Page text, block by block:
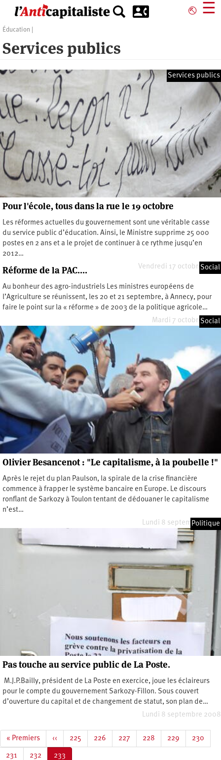
contenu
⎋ ☰
Éducation
Services publics
Services publics
Pour l'école, tous dans la rue le 19 octobre
Les réformes actuelles du gouvernement sont une véritable casse
du service public d’éducation. Ainsi, le Ministre supprime 25 000
postes en 2 ans et a le projet de continuer à ce rythme jusqu’en
2012…
Vendredi 17 octobre 2008
Social
Réforme de la PAC....
Au bonheur des agro-industriels Les ministres européens de
l’Agriculture se réunissent, les 20 et 21 septembre, à Annecy, pour
faire le point sur la « réforme » de 2003 de la politique agricole…
Mardi 7 octobre 2008
Social
Olivier Besancenot : "Le capitalisme, à la poubelle !"
Après le rejet du plan Paulson, la spirale de la crise financière
commence à frapper le système bancaire en Europe. Le discours
ronflant de Sarkozy à Toulon tentant de dédouaner le capitalisme
n’est…
Lundi 8 septembre 2008
Politique
Pas touche au service public de La Poste.
M.J.P.Bailly, président de La Poste en exercice, joue les éclaireurs
pour le compte du gouvernement Sarkozy-Fillon. Sous couvert
d’ouverture du capital et de changement de statut, son plan de…
Lundi 8 septembre 2008
Première
page
« Premiers
Page
précédente
‹‹ Page
225 Page
226 Page
227 Page
228 Page
229 Page
230
Page
231 Page
232
Page
233